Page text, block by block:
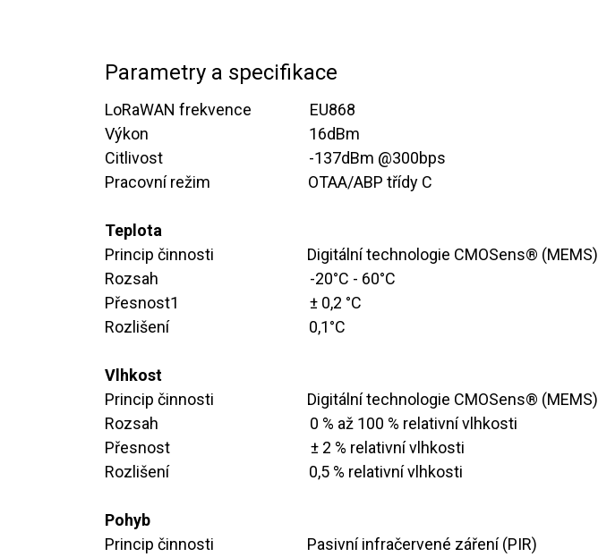
Parametry a specifikace
LoRaWAN frekvence
EU868
Výkon
​​​16dBm
Citlivost
​​​-137dBm @300bps
Pracovní režim
​OTAA/ABP třídy C
Teplota
Princip činnosti
​Digitální technologie CMOSens® (MEMS)
Rozsah
​​​-20°C - 60°C
Přesnost1
​​± 0,2 °C
Rozlišení
​0,1°C​
Vlhkost
Princip činnosti
​Digitální technologie CMOSens® (MEMS)
Rozsah
​​​0 % až 100 % relativní vlhkosti
Přesnost
​​​​± 2 % relativní vlhkosti
Rozlišení
​​​​0,5 % relativní vlhkosti
Pohyb
Princip činnosti
​Pasivní infračervené záření (PIR)